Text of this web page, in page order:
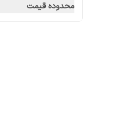
سیمپل - simple
محدوده قیمت